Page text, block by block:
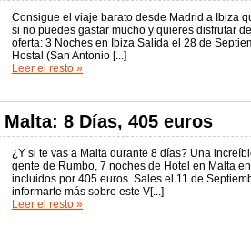
Consigue el viaje barato desde Madrid a Ibiza
si no puedes gastar mucho y quieres disfrutar
oferta: 3 Noches en Ibiza Salida el 28 de
Hostal (San Antonio [...]
Leer el resto »
8 Días, 405 euros
¿Y si te vas a Malta durante 8 días? Una
gente de Rumbo, 7 noches de Hotel en Malta
incluidos por 405 euros. Sales el 11 de
informarte más sobre este V[...]
Leer el resto »